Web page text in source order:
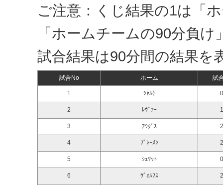
ご注意：くじ結果の1は「
「ホームチームの90分負
試合結果は90分間の結果を
試合No ホーム 試
1 ｼｬﾙｹ
2 ﾚｳﾞｧｰ
3 ｱｳｸﾞｽ
4 ﾌﾞﾚｰﾒﾝ
5 ｼｭﾂｯﾄ
6 ｳﾞｫﾙﾌｽ